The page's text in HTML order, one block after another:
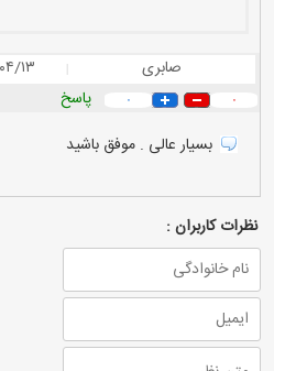
صابری | ۱۴۰۲/
۰ ۰
پاسخ
بسیار عالی . موفق باشید
نظرات كاربران :